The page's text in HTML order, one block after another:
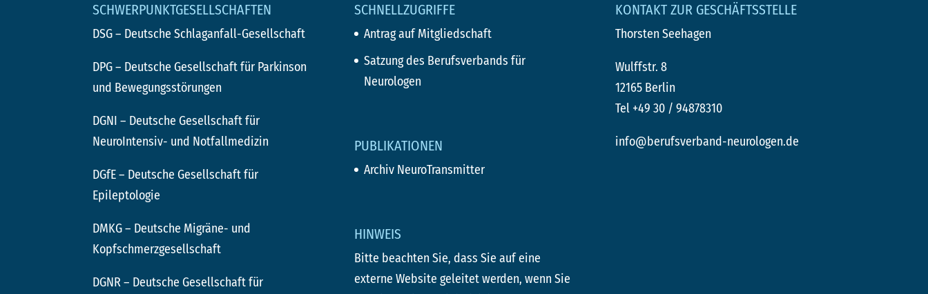
SCHWERPUNKTGESELLSCHAFTEN
DSG– Deutsche Schlaganfall-Gesellschaft
DPG– Deutsche Gesellschaft für Parkinson
und Bewegungsstörungen
DGNI – Deutsche Gesellschaft für
NeuroIntensiv- und Notfallmedizin
DGfE– Deutsche Gesellschaft für
Epileptologie
DMKG– Deutsche Migräne- und
Kopfschmerzgesellschaft
DGNR– Deutsche Gesellschaft für
SCHNELLZUGRIFFE
Antrag auf Mitgliedschaft
Satzung des Berufsverbands für
Neurologen
PUBLIKATIONEN
Archiv NeuroTransmitter
HINWEIS
Bitte beachten Sie, dass Sie auf eine
externe Website geleitet werden, wenn Sie
KONTAKT ZUR GESCHÄFTSSTELLE
Thorsten Seehagen
Wulffstr. 8
12165 Berlin
Tel +49 30 / 94878310
info@berufsverband-neurologen.de